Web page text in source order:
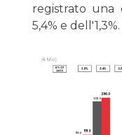
registrato una
5,4% e dell'1,3%.